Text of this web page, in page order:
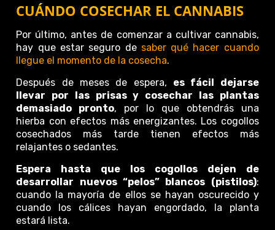
CUÁNDO COSECHAR EL CANNABIS
Por último, antes de comenzar a cultivar cannabis,
hay que estar seguro de saber qué hacer cuando
llegue el momento de la cosecha.
Después de meses de espera, es fácil dejarse
llevar por las prisas y cosechar las plantas
demasiado pronto, por lo que obtendrás una
hierba con efectos más energizantes. Los cogollos
cosechados más tarde tienen efectos más
relajantes o sedantes.
Espera hasta que los cogollos dejen de
desarrollar nuevos “pelos” blancos (pistilos):
cuando la mayoría de ellos se hayan oscurecido y
cuando los cálices hayan engordado, la planta
estará lista.